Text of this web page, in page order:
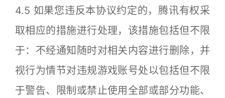
4.5 如果您违反本协议约定的，腾讯有权采
取相应的措施进行处理，该措施包括但不限
于：不经通知随时对相关内容进行删除，并
视行为情节对违规游戏账号处以包括但不限
于警告、限制或禁止使用全部或部分功能、